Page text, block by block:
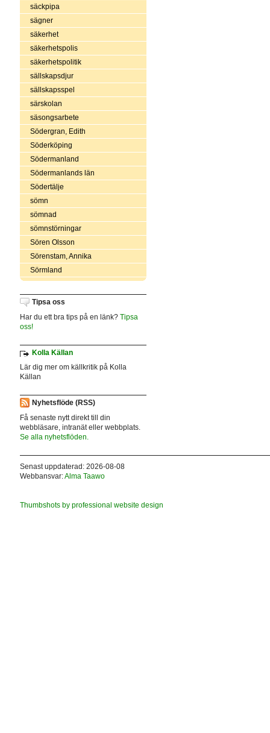
säckpipa
sägner
säkerhet
säkerhetspolis
säkerhetspolitik
sällskapsdjur
sällskapsspel
särskolan
säsongsarbete
Södergran, Edith
Söderköping
Södermanland
Södermanlands län
Södertälje
sömn
sömnad
sömnstörningar
Sören Olsson
Sörenstam, Annika
Sörmland
Tipsa oss
Har du ett bra tips på en länk? Tipsa
oss!
Kolla Källan
Lär dig mer om källkritik på Kolla
Källan
Nyhetsflöde (RSS)
Få senaste nytt direkt till din
webbläsare, intranät eller webbplats.
Se alla nyhetsflöden.
Senast uppdaterad: 2026-08-08
Webbansvar:Alma Taawo
Thumbshots by professional website design